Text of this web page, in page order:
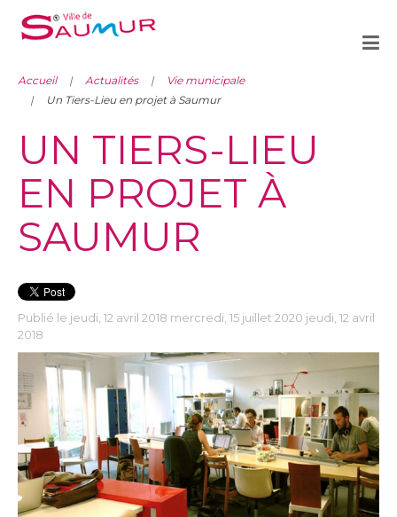
Accueil Actualités
Vie municipale
Un Tiers-Lieu en projet à Saumur
UN TIERS-LIEU
EN PROJET À
SAUMUR
Publié le jeudi, 12 avril 2018 mercredi, 15 juillet 2020 jeudi, 12 avril
2018